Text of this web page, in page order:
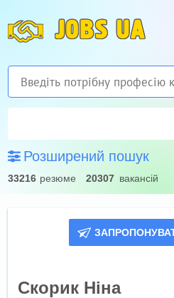
JOBS UA
Розширений пошук
33216 резюме 20307 вакансій
Скорик Ніна